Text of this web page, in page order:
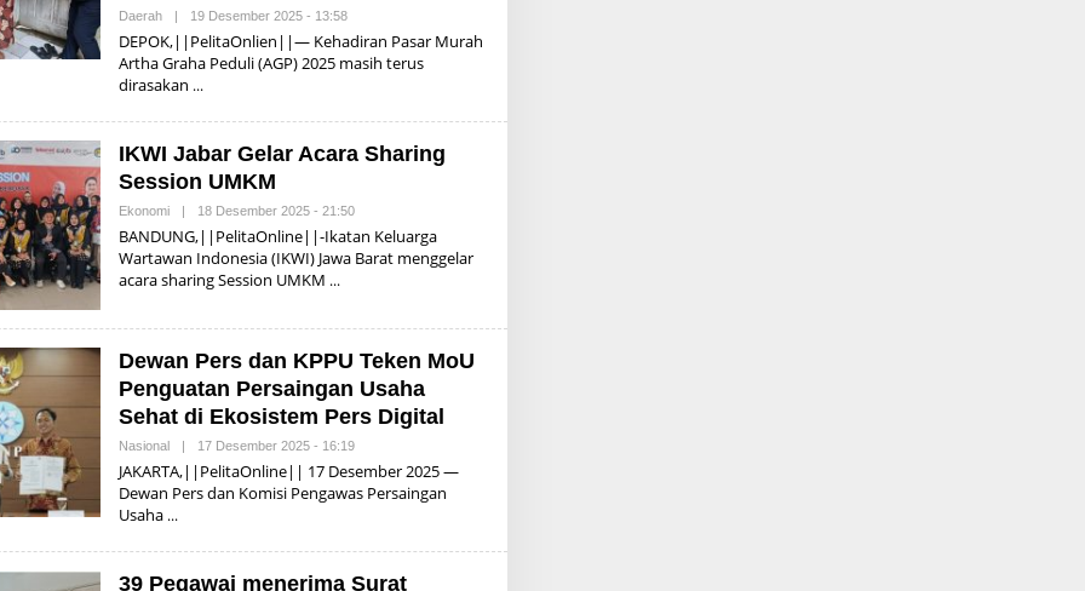
Daerah | 19 Desember 2025 - 13:58O
E
H
N
S
O
N
DEPOK,||PelitaOnlien||— Kehadiran Pasar Murah
Artha Graha Peduli (AGP) 2025 masih terus
dirasakan
IKWI Jabar Gelar Acara Sharing
Session UMKM
Ekonomi | 18 Desember 2025 - 21:50O
E
H
A
A
S
N
BANDUNG,||PelitaOnline||-Ikatan Keluarga
Wartawan Indonesia (IKWI) Jawa Barat menggelar
acara sharing Session UMKM
Dewan Pers dan KPPU Teken MoU
Penguatan Persaingan Usaha
Sehat di Ekosistem Pers Digital
Nasional | 17 Desember 2025 - 16:19O
E
H
N
JAKARTA,||PelitaOnline|| 17 Desember 2025 —
Dewan Pers dan Komisi Pengawas Persaingan
Usaha
39 Pegawai menerima Surat